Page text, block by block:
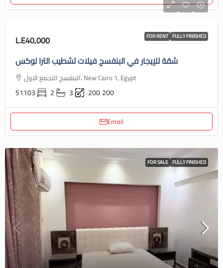
FOR RENT FULLY FINISHED
L.E40,000
شقة للإيجار في البنفسج فيلات تشطيب الترا لوكس
البنفسج التجمع الاول، New Cairo 1, Egypt
51103 2 3 200200
Email
FOR SALE FULLY FINISHED